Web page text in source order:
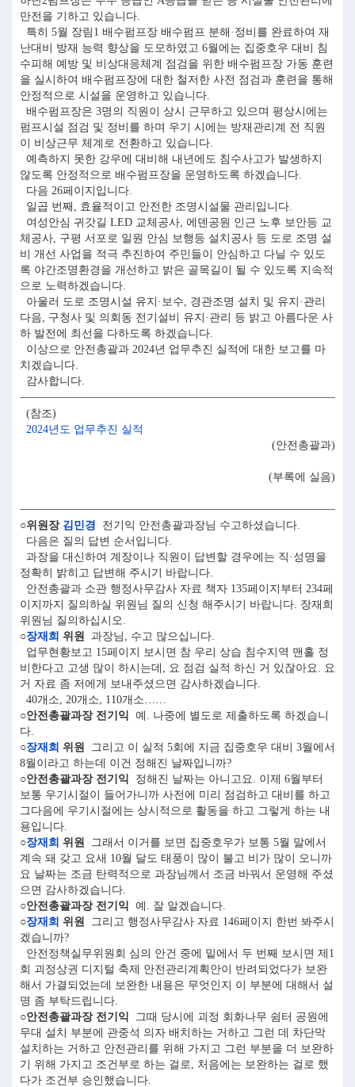
만전을 기하고 있습니다.
특히 5월 장림1 배수펌프장 배수펌프 분해·정비를 완료하여 재
난대비 방재 능력 향상을 도모하였고 6월에는 집중호우 대비 침
수피해 예방 및 비상대응체계 점검을 위한 배수펌프장 가동 훈련
을 실시하여 배수펌프장에 대한 철저한 사전 점검과 훈련을 통해
안정적으로 시설을 운영하고 있습니다.
배수펌프장은 3명의 직원이 상시 근무하고 있으며 평상시에는
펌프시설 점검 및 정비를 하며 우기 시에는 방재관리계 전 직원
이 비상근무 체계로 전환하고 있습니다.
예측하지 못한 강우에 대비해 내년에도 침수사고가 발생하지
않도록 안정적으로 배수펌프장을 운영하도록 하겠습니다.
다음 26페이지입니다.
일곱 번째, 효율적이고 안전한 조명시설물 관리입니다.
여성안심 귀갓길 LED 교체공사, 에덴공원 인근 노후 보안등 교
체공사, 구평 서포로 일원 안심 보행등 설치공사 등 도로 조명 설
비 개선 사업을 적극 추진하여 주민들이 안심하고 다닐 수 있도
록 야간조명환경을 개선하고 밝은 골목길이 될 수 있도록 지속적
으로 노력하겠습니다.
아울러 도로 조명시설 유지·보수, 경관조명 설치 및 유지·관리
다음, 구청사 및 의회동 전기설비 유지·관리 등 밝고 아름다운 사
하 발전에 최선을 다하도록 하겠습니다.
이상으로 안전총괄과 2024년 업무추진 실적에 대한 보고를 마
치겠습니다.
감사합니다.
(참조)
2024년도 업무추진 실적
(안전총괄과)
(부록에 실음)
○위원장 김민경 전기익 안전총괄과장님 수고하셨습니다.
다음은 질의 답변 순서입니다.
과장을 대신하여 계장이나 직원이 답변할 경우에는 직·성명을
정확히 밝히고 답변해 주시기 바랍니다.
안전총괄과 소관 행정사무감사 자료 책자 135페이지부터 234페
이지까지 질의하실 위원님 질의 신청 해주시기 바랍니다. 장재희
위원님 질의하십시오.
○장재희 위원
과장님, 수고 많으십니다.
업무현황보고 15페이지 보시면 참 우리 상습 침수지역 맨홀 정
비한다고 고생 많이 하시는데, 요 점검 실적 하신 거 있잖아요. 요
거 자료 좀 저에게 보내주셨으면 감사하겠습니다.
40개소, 20개소, 110개소……
○안전총괄과장 전기익
예. 나중에 별도로 제출하도록 하겠습니
다.
○장재희 위원
그리고 이 실적 5회에 지금 집중호우 대비 3월에서
8월이라고 하는데 이건 정해진 날짜입니까?
○안전총괄과장 전기익
정해진 날짜는 아니고요. 이제 6월부터
보통 우기시절이 들어가니까 사전에 미리 점검하고 대비를 하고
그다음에 우기시절에는 상시적으로 활동을 하고 그렇게 하는 내
용입니다.
○장재희 위원
그래서 이거를 보면 집중호우가 보통 5월 말에서
계속 돼 갖고 요새 10월 달도 태풍이 많이 불고 비가 많이 오니까
요 날짜는 조금 탄력적으로 과장님께서 조금 바꿔서 운영해 주셨
으면 감사하겠습니다.
○안전총괄과장 전기익
예. 잘 알겠습니다.
○장재희 위원
그리고 행정사무감사 자료 146페이지 한번 봐주시
겠습니까?
안전정책실무위원회 심의 안건 중에 밑에서 두 번째 보시면 제1
회 괴정상권 디지털 축제 안전관리계획안이 반려되었다가 보완
해서 가결되었는데 보완한 내용은 무엇인지 이 부분에 대해서 설
명 좀 부탁드립니다.
○안전총괄과장 전기익
그때 당시에 괴정 회화나무 쉼터 공원에
무대 설치 부분에 관중석 의자 배치하는 거하고 그런 데 차단막
설치하는 거하고 안전관리를 위해 가지고 그런 부분을 더 보완하
기 위해 가지고 조건부로 하는 걸로, 처음에는 보완하는 걸로 했
다가 조건부 승인했습니다.